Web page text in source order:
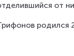
от
родился